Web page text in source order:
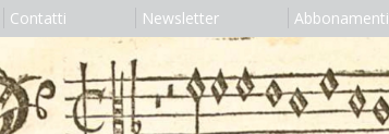
Contatti Newsletter Abbonamenti